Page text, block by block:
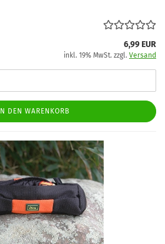
6,99 EUR
inkl. 19% MwSt. zzgl. Versand
IN DEN WARENKORB